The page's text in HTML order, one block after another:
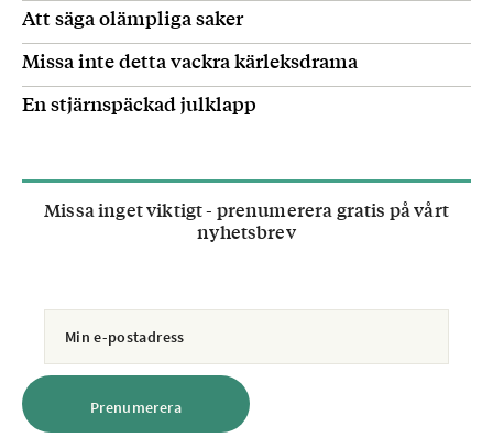
Att säga olämpliga saker
Missa inte detta vackra kärleksdrama
En stjärnspäckad julklapp
Missa inget viktigt - prenumerera gratis på vårt
nyhetsbrev